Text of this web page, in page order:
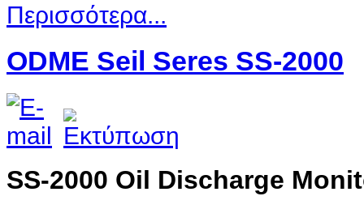
Περισσότερα...
ODME Seil Seres SS-2000
SS-2000 Oil Discharge